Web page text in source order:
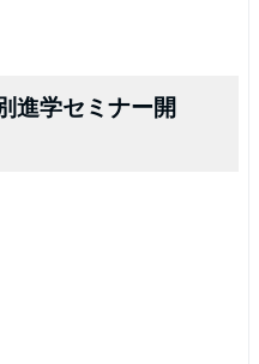
進学セミナー開